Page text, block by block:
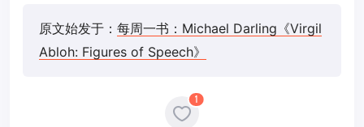
原文始发于： 每周一书：Michael Darling《Virgil
Abloh: Figures of Speech》
1